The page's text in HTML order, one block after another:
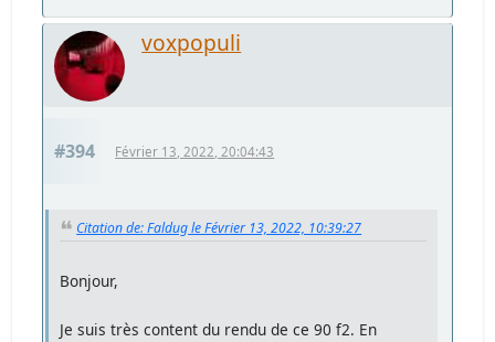
voxpopuli
#394 Février 13, 2022, 20:04:43
Citation de: Faldug le Février 13, 2022, 10:39:27
Bonjour,
Je suis très content du rendu de ce 90 f2. En